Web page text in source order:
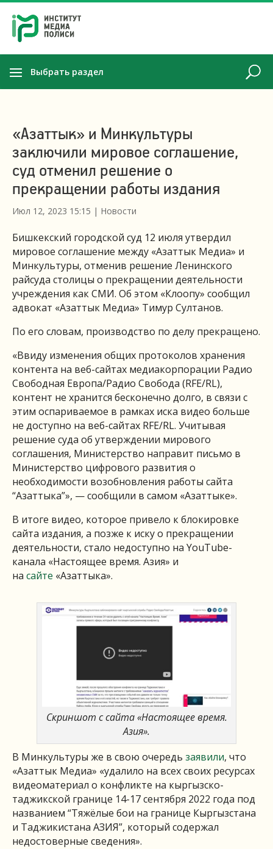
Выбрать раздел
«Азаттык» и Минкультуры
заключили мировое соглашение,
суд отменил решение о
прекращении работы издания
Июл 12, 2023 15:15 | Новости
Бишкекский городской суд 12 июля утвердил
мировое соглашение между «Азаттык Медиа» и
Минкультуры, отменив решение Ленинского
райсуда столицы о прекращении деятельности
учреждения как СМИ. Об этом «Клоопу» сообщил
адвокат «Азаттык Медиа» Тимур Султанов.
По его словам, производство по делу прекращено.
«Ввиду изменения общих протоколов хранения
контента на веб-сайтах медиакорпорации Радио
Свободная Европа/Радио Свобода (RFE/RL),
контент не хранится бесконечно долго, в связи с
этим оспариваемое в рамках иска видео больше
не доступно на веб-сайтах RFE/RL. Учитывая
решение суда об утверждении мирового
соглашения, Министерство направит письмо в
Министерство цифрового развития о
необходимости возобновления работы сайта
“Азаттыка”», — сообщили в самом «Азаттыке».
В итоге видео, которое привело к блокировке
сайта издания, а позже к иску о прекращении
деятельности, стало недоступно на YouTube-
канала «Настоящее время. Азия» и
на сайте «Азаттыка».
Скриншот с сайта «Настоящее время.
Азия».
В Минкультуры же в свою очередь заявили, что
«Азаттык Медиа» «удалило на всех своих ресурсах
видеоматериал о конфликте на кыргызско-
таджикской границе 14-17 сентября 2022 года под
названием “Тяжёлые бои на границе Кыргызстана
и Таджикистана АЗИЯ”, который содержал
недостоверные сведения».